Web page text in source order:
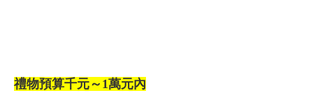
禮物預算千元～1萬元內